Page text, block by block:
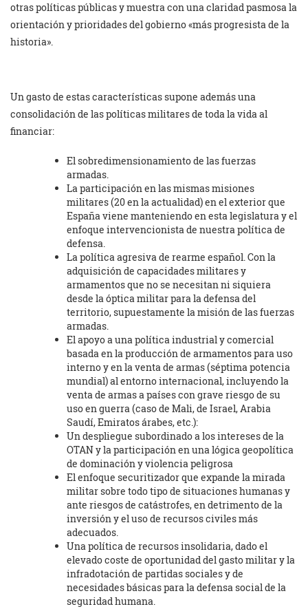
otras políticas públicas y muestra con una claridad pasmosa la
orientación y prioridades del gobierno «más progresista de la
historia».
Un gasto de estas características supone además una
consolidación de las políticas militares de toda la vida al
financiar:
El sobredimensionamiento de las fuerzas
armadas.
La participación en las mismas misiones
militares (20 en la actualidad) en el exterior que
España viene manteniendo en esta legislatura y el
enfoque intervencionista de nuestra política de
defensa.
La política agresiva de rearme español. Con la
adquisición de capacidades militares y
armamentos que no se necesitan ni siquiera
desde la óptica militar para la defensa del
territorio, supuestamente la misión de las fuerzas
armadas.
El apoyo a una política industrial y comercial
basada en la producción de armamentos para uso
interno y en la venta de armas (séptima potencia
mundial) al entorno internacional, incluyendo la
venta de armas a países con grave riesgo de su
uso en guerra (caso de Mali, de Israel, Arabia
Saudí, Emiratos árabes, etc.):
Un despliegue subordinado a los intereses de la
OTAN y la participación en una lógica geopolítica
de dominación y violencia peligrosa
El enfoque securitizador que expande la mirada
militar sobre todo tipo de situaciones humanas y
ante riesgos de catástrofes, en detrimento de la
inversión y el uso de recursos civiles más
adecuados.
Una política de recursos insolidaria, dado el
elevado coste de oportunidad del gasto militar y la
infradotación de partidas sociales y de
necesidades básicas para la defensa social de la
seguridad humana.